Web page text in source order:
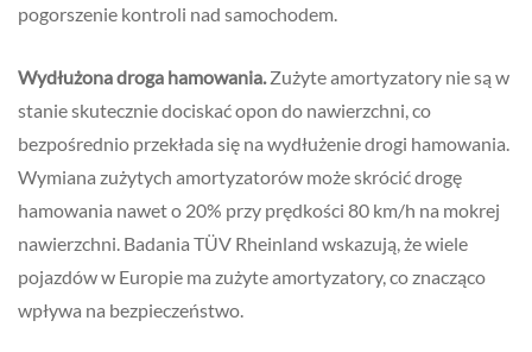
pogorszenie kontroli nad samochodem.
Wydłużona droga hamowania. Zużyte amortyzatory nie są w
stanie skutecznie dociskać opon do nawierzchni, co
bezpośrednio przekłada się na wydłużenie drogi hamowania.
Wymiana zużytych amortyzatorów może skrócić drogę
hamowania nawet o 20% przy prędkości 80 km/h na mokrej
nawierzchni. Badania TÜV Rheinland wskazują, że wiele
pojazdów w Europie ma zużyte amortyzatory, co znacząco
wpływa na bezpieczeństwo.